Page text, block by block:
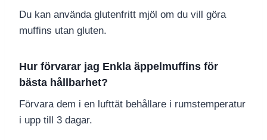
Du kan använda glutenfritt mjöl om du vill göra
muffins utan gluten.
Hur förvarar jag Enkla äppelmuffins för
bästa hållbarhet?
Förvara dem i en lufttät behållare i rumstemperatur
i upp till 3 dagar.